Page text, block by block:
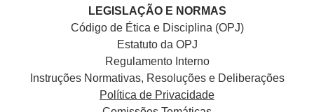
LEGISLAÇÃO E NORMAS
Código de Ética e Disciplina (OPJ)
Estatuto da OPJ
Regulamento Interno
Instruções Normativas, Resoluções e Deliberações
Política de Privacidade